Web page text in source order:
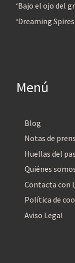
‘Bajo el ojo del
‘Dreaming
Menú
Blog
Notas de
Huellas del
Quiénes
Contacta con
Política de
Aviso Legal